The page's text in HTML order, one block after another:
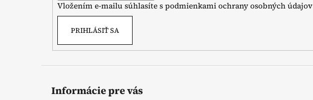
Vložením e-mailu súhlasíte spodmienkami ochrany osobných údajov
PRIHLÁSIŤ SA
Informácie pre vás